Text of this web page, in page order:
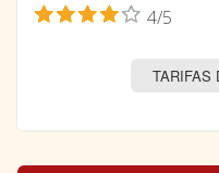
4/5
TARIFAS